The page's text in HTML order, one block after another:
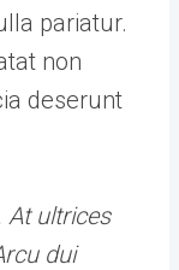
pariatur.
non
deserunt
At ultrices
dui